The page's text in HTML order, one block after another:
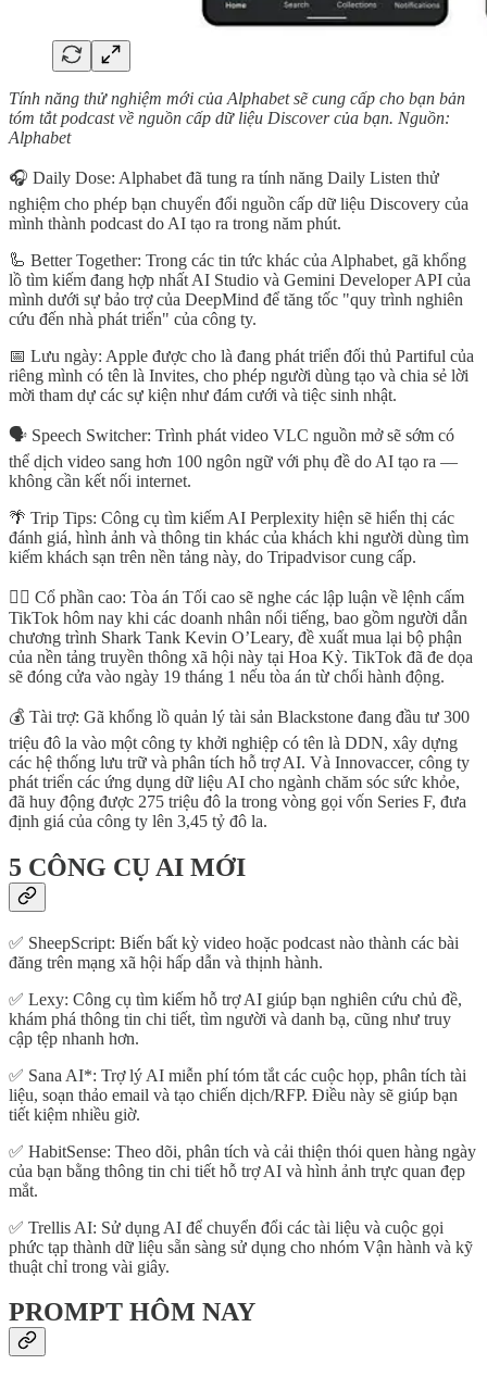
Tính năng thử nghiệm mới của Alphabet sẽ cung cấp cho bạn bản
tóm tắt podcast về nguồn cấp dữ liệu Discover của bạn. Nguồn:
Alphabet
🎧 Daily Dose: Alphabet đã tung ra tính năng Daily Listen thử
nghiệm cho phép bạn chuyển đổi nguồn cấp dữ liệu Discovery của
mình thành podcast do AI tạo ra trong năm phút.
🦾 Better Together: Trong các tin tức khác của Alphabet, gã khổng
lồ tìm kiếm đang hợp nhất AI Studio và Gemini Developer API của
mình dưới sự bảo trợ của DeepMind để tăng tốc "quy trình nghiên
cứu đến nhà phát triển" của công ty.
📅 Lưu ngày: Apple được cho là đang phát triển đối thủ Partiful của
riêng mình có tên là Invites, cho phép người dùng tạo và chia sẻ lời
mời tham dự các sự kiện như đám cưới và tiệc sinh nhật.
🗣️ Speech Switcher: Trình phát video VLC nguồn mở sẽ sớm có
thể dịch video sang hơn 100 ngôn ngữ với phụ đề do AI tạo ra —
không cần kết nối internet.
🌴 Trip Tips: Công cụ tìm kiếm AI Perplexity hiện sẽ hiển thị các
đánh giá, hình ảnh và thông tin khác của khách khi người dùng tìm
kiếm khách sạn trên nền tảng này, do Tripadvisor cung cấp.
🧑‍⚖️ Cổ phần cao: Tòa án Tối cao sẽ nghe các lập luận về lệnh cấm
TikTok hôm nay khi các doanh nhân nổi tiếng, bao gồm người dẫn
chương trình Shark Tank Kevin O’Leary, đề xuất mua lại bộ phận
của nền tảng truyền thông xã hội này tại Hoa Kỳ. TikTok đã đe dọa
sẽ đóng cửa vào ngày 19 tháng 1 nếu tòa án từ chối hành động.
💰 Tài trợ: Gã khổng lồ quản lý tài sản Blackstone đang đầu tư 300
triệu đô la vào một công ty khởi nghiệp có tên là DDN, xây dựng
các hệ thống lưu trữ và phân tích hỗ trợ AI. Và Innovaccer, công ty
phát triển các ứng dụng dữ liệu AI cho ngành chăm sóc sức khỏe,
đã huy động được 275 triệu đô la trong vòng gọi vốn Series F, đưa
định giá của công ty lên 3,45 tỷ đô la.
5 CÔNG CỤ AI MỚI
✅ SheepScript: Biến bất kỳ video hoặc podcast nào thành các bài
đăng trên mạng xã hội hấp dẫn và thịnh hành.
✅ Lexy: Công cụ tìm kiếm hỗ trợ AI giúp bạn nghiên cứu chủ đề,
khám phá thông tin chi tiết, tìm người và danh bạ, cũng như truy
cập tệp nhanh hơn.
✅ Sana AI*: Trợ lý AI miễn phí tóm tắt các cuộc họp, phân tích tài
liệu, soạn thảo email và tạo chiến dịch/RFP. Điều này sẽ giúp bạn
tiết kiệm nhiều giờ.
✅ HabitSense: Theo dõi, phân tích và cải thiện thói quen hàng ngày
của bạn bằng thông tin chi tiết hỗ trợ AI và hình ảnh trực quan đẹp
mắt.
✅ Trellis AI: Sử dụng AI để chuyển đổi các tài liệu và cuộc gọi
phức tạp thành dữ liệu sẵn sàng sử dụng cho nhóm Vận hành và kỹ
thuật chỉ trong vài giây.
PROMPT HÔM NAY